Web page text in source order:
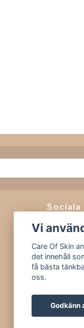
Sociala
Tiktok
Vi
Care Of Skin
det innehåll
få bästa
oss.
Godkänn